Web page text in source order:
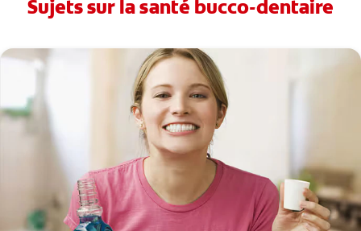
Sujets sur la santé bucco-dentaire